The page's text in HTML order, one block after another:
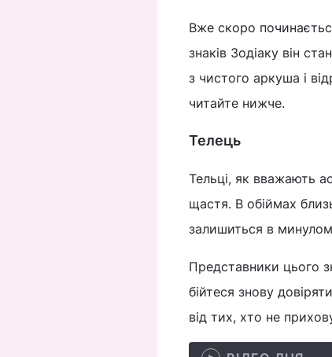
Вже скоро
знаків Зодіаку він
з чистого аркуша і
читайте нижче.
Телець
Тельці, як вважають
щастя. В обіймах
залишиться в
Представники цього
бійтеся знову
від тих, хто не